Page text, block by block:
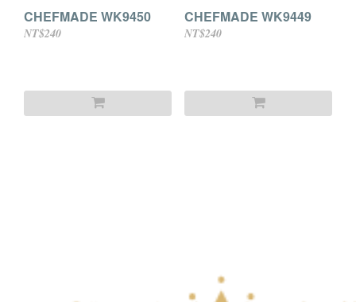
CHEFMADE WK9450
NT$240
CHEFMADE WK9449
NT$240